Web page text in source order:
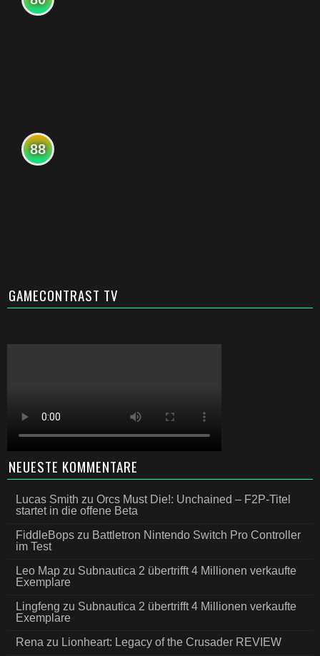
88
GAMECONTRAST TV
NEUESTE KOMMENTARE
Lucas Smith zu Orcs Must Die!: Unchained – F2P-Titel
startet in die offene Beta
FiddleBops zu Battletron Nintendo Switch Pro Controller
im Test
Leo Map zu Subnautica 2 übertrifft 4 Millionen verkaufte
Exemplare
Lingfeng zu Subnautica 2 übertrifft 4 Millionen verkaufte
Exemplare
Rena zu Lionheart: Legacy of the Crusader REVIEW